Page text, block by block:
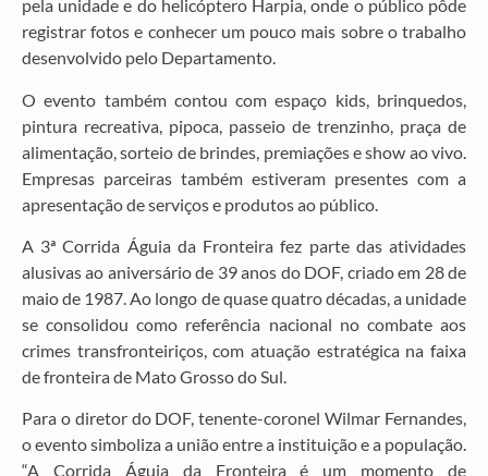
pela unidade e do helicóptero Harpia, onde o público pôde
registrar fotos e conhecer um pouco mais sobre o trabalho
desenvolvido pelo Departamento.
O evento também contou com espaço kids, brinquedos,
pintura recreativa, pipoca, passeio de trenzinho, praça de
alimentação, sorteio de brindes, premiações e show ao vivo.
Empresas parceiras também estiveram presentes com a
apresentação de serviços e produtos ao público.
A 3ª Corrida Águia da Fronteira fez parte das atividades
alusivas ao aniversário de 39 anos do DOF, criado em 28 de
maio de 1987. Ao longo de quase quatro décadas, a unidade
se consolidou como referência nacional no combate aos
crimes transfronteiriços, com atuação estratégica na faixa
de fronteira de Mato Grosso do Sul.
Para o diretor do DOF, tenente-coronel Wilmar Fernandes,
o evento simboliza a união entre a instituição e a população.
“A Corrida Águia da Fronteira é um momento de